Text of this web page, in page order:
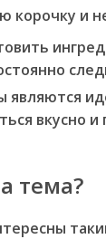
корочку и
вкусно
тема?